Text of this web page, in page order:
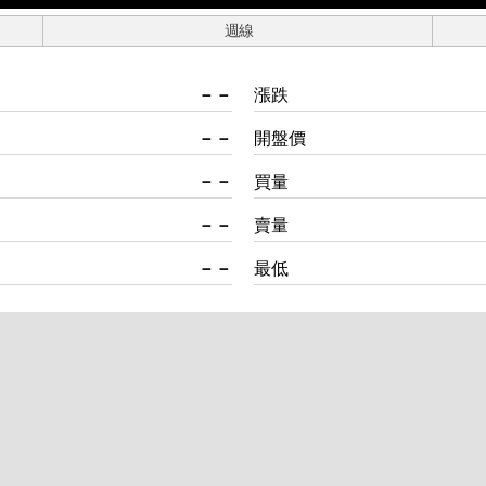
週線
－－
－－
－－
－－
－－
漲跌
開盤價
買量
賣量
最低